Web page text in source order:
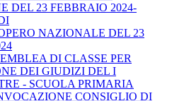
DEL 23 FEBBRAIO 2024-
NAZIONALE DEL 23
DI CLASSE PER
DEI GIUDIZI DEL I
- SCUOLA PRIMARIA
CONSIGLIO DI